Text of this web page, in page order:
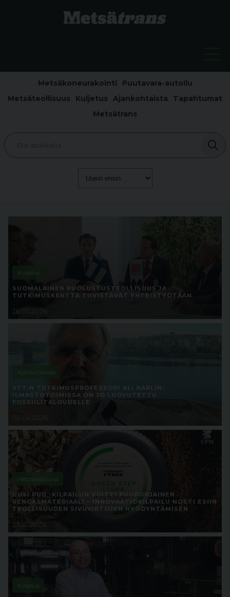
Metsäkoneurakointi
Puutavara-autoilu
Metsäteollisuus
Kuljetus Ajankohtaista
Tapahtumat
Metsätrans
Kuljetus
SUOMALAINEN PUOLUSTUSTEOLLISUUS JA
TUTKIMUSKENTTÄ TIIVISTÄVÄT YHTEISTYÖTÄÄN
26.05.2026
Ajankohtaista
VTT:N TUTKIMUSPROFESSORI ALI HARLIN:
ILMASTOTOIMISSA ON JO LUOVUTETTU
FOSSIILITALOUDELLE
02.04.2026
Metsäteollisuus
UUSI PUU -KILPAILUN VOITTI PUUPOHJAINEN
RENGASMATERIAALI – INNOVAATIOKILPAILU NOSTI ESIIN
TEOLLISUUDEN SIVUVIRTOJEN HYÖDYNTÄMISEN
23.10.2025
Kuljetus